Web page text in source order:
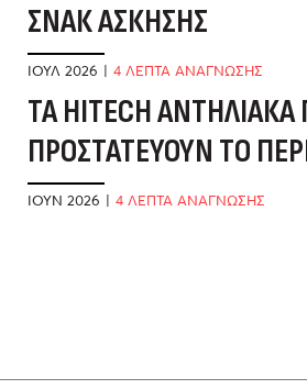
ΣΝΑΚ ΆΣΚΗΣΗΣ
ΙΟΎΛ 2026 | 4 ΛΕΠΤΑ ΑΝΑΓΝΩΣΗΣ
ΤΑ HITECH ΑΝΤΗΛΙΑΚΆ
ΠΡΟΣΤΑΤΕΎΟΥΝ ΤΟ
ΙΟΎΝ 2026 | 4 ΛΕΠΤΑ ΑΝΑΓΝΩΣΗΣ